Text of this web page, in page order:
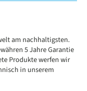
am nachhaltigsten.
5 Jahre Garantie
Produkte werfen wir
in unserem